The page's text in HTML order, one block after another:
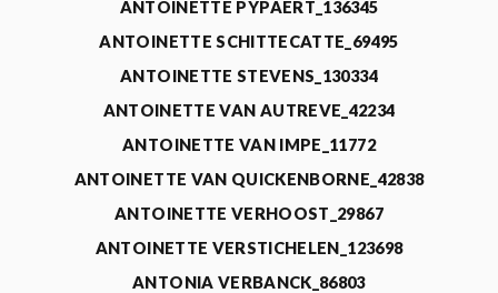
ANTOINETTE PYPAERT_136345
ANTOINETTE SCHITTECATTE_69495
ANTOINETTE STEVENS_130334
ANTOINETTE VAN AUTREVE_42234
ANTOINETTE VAN IMPE_11772
ANTOINETTE VAN QUICKENBORNE_42838
ANTOINETTE VERHOOST_29867
ANTOINETTE VERSTICHELEN_123698
ANTONIA VERBANCK_86803